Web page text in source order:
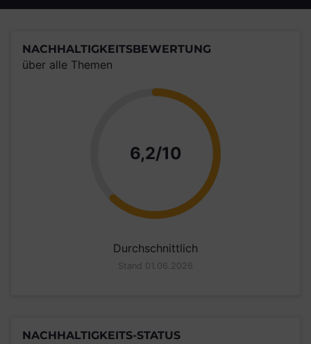
NACHHALTIGKEITSBEWERTUNG
über alle Themen
6,2/10 Punkte
Durchschnittlich
Stand 01.06.2026
NACHHALTIGKEITS-STATUS